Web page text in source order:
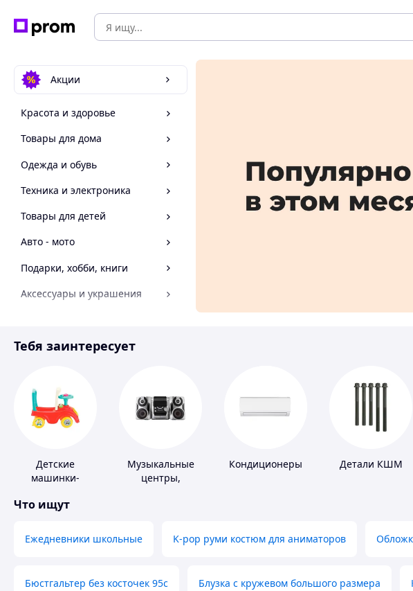
Акции
Красота и здоровье
Товары для дома
Одежда и обувь
Техника и электроника
Товары для детей
Авто - мото
Подарки, хобби, книги
Аксессуары и украшения
Спорт и отдых
Тебя заинтересует
Детские
машинки-
Музыкальные
центры,
Кондиционеры Детали КШМ
Что ищут
Ежедневники школьные K-pop руми костюм для аниматоров
Бюстгальтер без косточек 95с Блузка с кружевом большого размера